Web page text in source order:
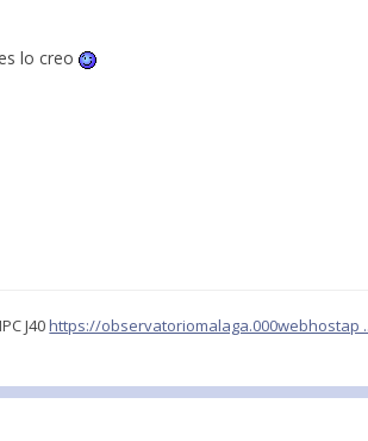
lo creo
J40https://observatoriomalaga.000webhostap